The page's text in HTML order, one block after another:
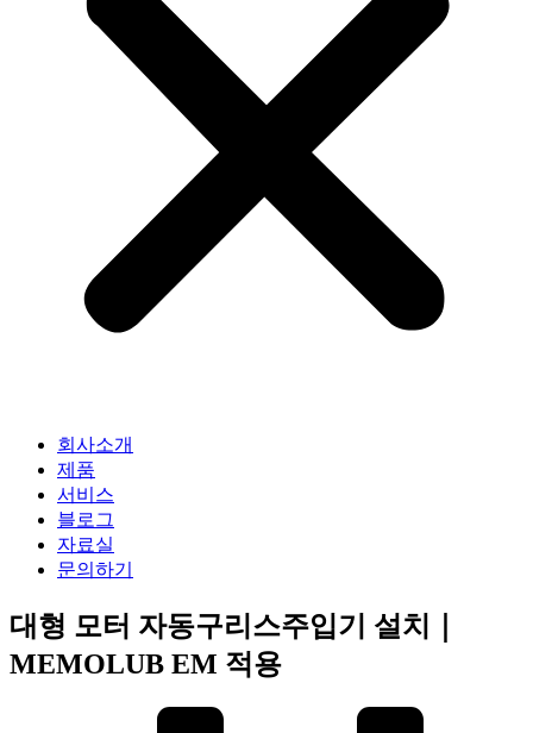
회사소개
제품
서비스
블로그
자료실
문의하기
대형 모터 자동구리스주입기 설치｜
MEMOLUB EM 적용